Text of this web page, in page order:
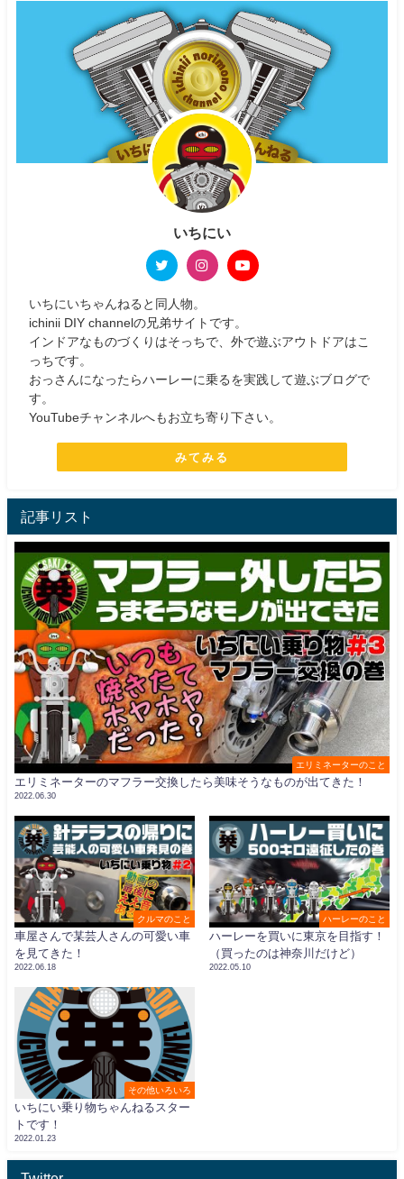
いちにい
いちにいちゃんねると同人物。
ichinii DIY channelの兄弟サイトです。
インドアなものづくりはそっちで、外で遊ぶアウトドアはこ
っちです。
おっさんになったらハーレーに乗るを実践して遊ぶブログで
す。
YouTubeチャンネルへもお立ち寄り下さい。
みてみる
記事リスト
エリミネーターのこと
エリミネーターのマフラー交換したら美味そうなものが出てきた！
2022.06.30
クルマのこと
車屋さんで某芸人さんの可愛い車
を見てきた！
2022.06.18
ハーレーのこと
ハーレーを買いに東京を目指す！
（買ったのは神奈川だけど）
2022.05.10
その他いろいろ
いちにい乗り物ちゃんねるスター
トです！
2022.01.23